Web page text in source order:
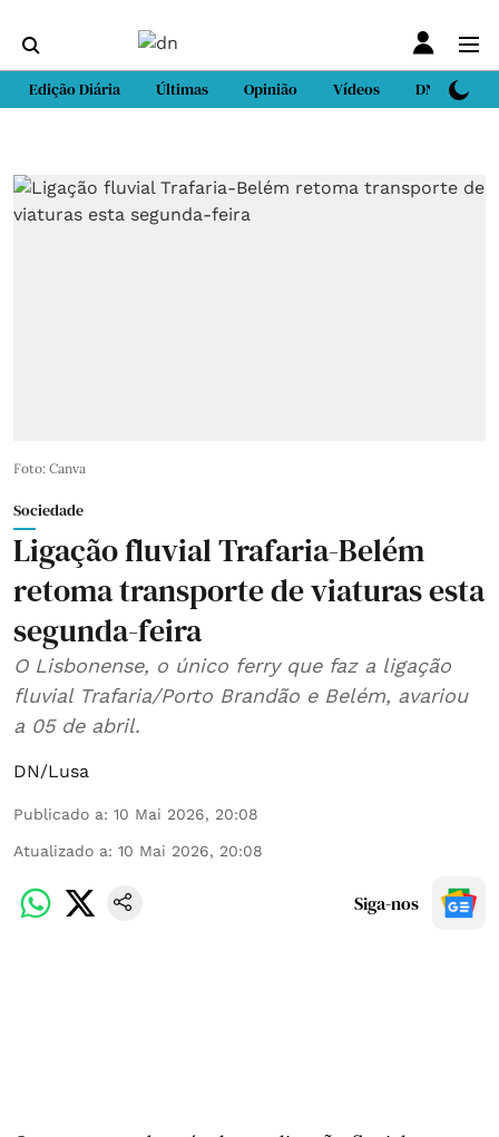
Edição Diária Últimas Opinião Vídeos DN Sport
Foto: Canva
Sociedade
Ligação fluvial Trafaria-Belém
retoma transporte de viaturas esta
segunda-feira
O Lisbonense, o único ferry que faz a ligação
fluvial Trafaria/Porto Brandão e Belém, avariou
a 05 de abril.
DN/Lusa
Publicado a: 10 Mai 2026, 20:08
Atualizado a: 10 Mai 2026, 20:08
Siga-nos